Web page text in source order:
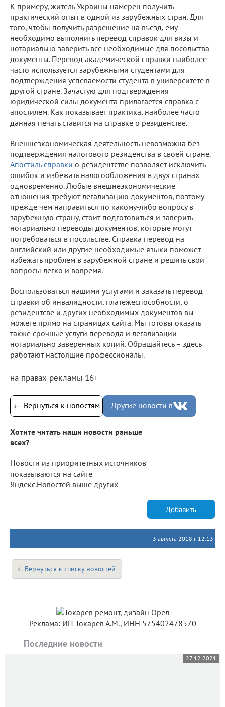
К примеру, житель Украины намерен получить
практический опыт в одной из зарубежных стран. Для
того, чтобы получить разрешение на въезд, ему
необходимо выполнить перевод справок для визы и
нотариально заверить все необходимые для посольства
документы. Перевод академической справки наиболее
часто используется зарубежными студентами для
подтверждения успеваемости студента в университете в
другой стране. Зачастую для подтверждения
юридической силы документа прилагается справка с
апостилем. Как показывает практика, наиболее часто
данная печать ставится на справке о резиденстве.
Внешнеэкономическая деятельность невозможна без
подтверждения налогового резиденства в своей стране.
Апостиль справки о резидентстве позволяет исключить
ошибок и избежать налогообложения в двух странах
одновременно. Любые внешнеэкономические
отношения требуют легализацию документов, поэтому
прежде чем направиться по какому-либо вопросу в
зарубежную страну, стоит подготовиться и заверить
нотариально переводы документов, которые могут
потребоваться в посольстве. Справка перевод на
английский или другие необходимые языки поможет
избежать проблем в зарубежной стране и решить свои
вопросы легко и вовремя.
Воспользоваться нашими услугами и заказать перевод
справки об инвалидности, платежеспособности, о
резидентсве и других необходимых документов вы
можете прямо на страницах сайта. Мы готовы оказать
также срочные услуги перевода и легализации
нотариально заверенных копий. Обращайтесь – здесь
работают настоящие профессионалы.
на правах рекламы 16+
← Вернуться к новостям Другие новости в
Хотите читать наши новости раньше
всех?
Новости из приоритетных источников
показываются на сайте
Яндекс.Новостей выше других
Добавить
3 августа 2018 г. 12:13
Вернуться к списку новостей
Реклама: ИП Токарев А.М., ИНН 575402478570
Последние новости
27.12.2021